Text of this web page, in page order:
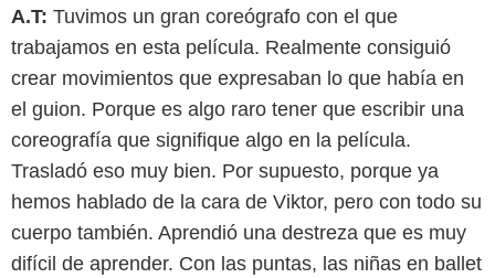
A.T: Tuvimos un gran coreógrafo con el que
trabajamos en esta película. Realmente consiguió
crear movimientos que expresaban lo que había en
el guion. Porque es algo raro tener que escribir una
coreografía que signifique algo en la película.
Trasladó eso muy bien. Por supuesto, porque ya
hemos hablado de la cara de Viktor, pero con todo su
cuerpo también. Aprendió una destreza que es muy
difícil de aprender. Con las puntas, las niñas en ballet